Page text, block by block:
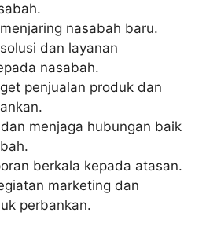
nasabah baru.
dan layanan
nasabah.
penjualan produk dan
menjaga hubungan baik
berkala kepada atasan.
marketing dan
perbankan.